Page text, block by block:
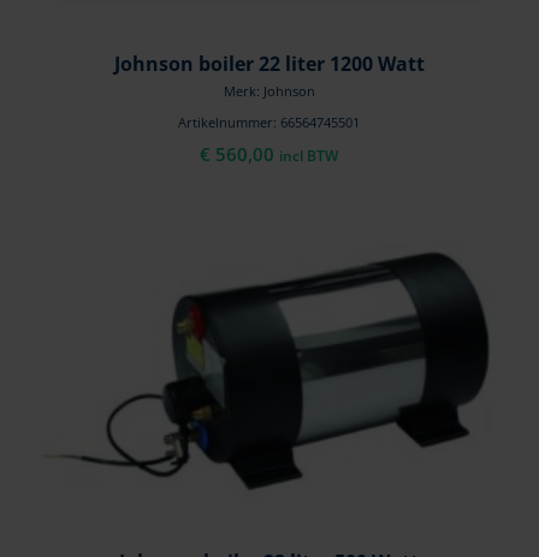
Johnson boiler 22 liter 1200 Watt
Merk: Johnson
Artikelnummer: 66564745501
€ 560,00 incl BTW